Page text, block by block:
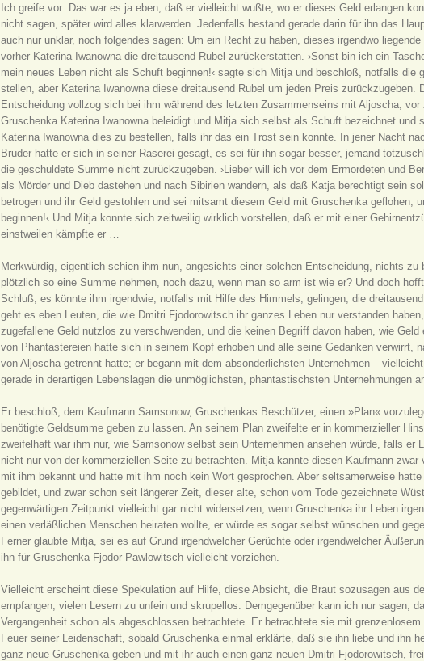
Ich greife vor: Das war es ja eben, daß er vielleicht wußte, wo er dieses Geld erlangen
nicht sagen, später wird alles klarwerden. Jedenfalls bestand gerade darin für ihn das
auch nur unklar, noch folgendes sagen: Um ein Recht zu haben, dieses irgendwo
vorher Katerina Iwanowna die dreitausend Rubel zurückerstatten. ›Sonst bin ich ein
mein neues Leben nicht als Schuft beginnen!‹ sagte sich Mitja und beschloß, notfalls die
stellen, aber Katerina Iwanowna diese dreitausend Rubel um jeden Preis zurückzugeben.
Entscheidung vollzog sich bei ihm während des letzten Zusammenseins mit Aljoscha, vor
Gruschenka Katerina Iwanowna beleidigt und Mitja sich selbst als Schuft bezeichnet und
Katerina Iwanowna dies zu bestellen, falls ihr das ein Trost sein konnte. In jener Nacht
Bruder hatte er sich in seiner Raserei gesagt, es sei für ihn sogar besser, jemand
die geschuldete Summe nicht zurückzugeben. ›Lieber will ich vor dem Ermordeten und
als Mörder und Dieb dastehen und nach Sibirien wandern, als daß Katja berechtigt sein
betrogen und ihr Geld gestohlen und sei mitsamt diesem Geld mit Gruschenka geflohen,
beginnen!‹ Und Mitja konnte sich zeitweilig wirklich vorstellen, daß er mit einer
einstweilen kämpfte er …
Merkwürdig, eigentlich schien ihm nun, angesichts einer solchen Entscheidung, nichts zu
plötzlich so eine Summe nehmen, noch dazu, wenn man so arm ist wie er? Und doch
Schluß, es könnte ihm irgendwie, notfalls mit Hilfe des Himmels, gelingen, die
geht es eben Leuten, die wie Dmitri Fjodorowitsch ihr ganzes Leben nur verstanden
zugefallene Geld nutzlos zu verschwenden, und die keinen Begriff davon haben, wie Geld
von Phantastereien hatte sich in seinem Kopf erhoben und alle seine Gedanken verwirrt,
von Aljoscha getrennt hatte; er begann mit dem absonderlichsten Unternehmen –
gerade in derartigen Lebenslagen die unmöglichsten, phantastischsten Unternehmungen
Er beschloß, dem Kaufmann Samsonow, Gruschenkas Beschützer, einen »Plan«
benötigte Geldsumme geben zu lassen. An seinem Plan zweifelte er in kommerzieller
zweifelhaft war ihm nur, wie Samsonow selbst sein Unternehmen ansehen würde, falls er
nicht nur von der kommerziellen Seite zu betrachten. Mitja kannte diesen Kaufmann
mit ihm bekannt und hatte mit ihm noch kein Wort gesprochen. Aber seltsamerweise
gebildet, und zwar schon seit längerer Zeit, dieser alte, schon vom Tode gezeichnete
gegenwärtigen Zeitpunkt vielleicht gar nicht widersetzen, wenn Gruschenka ihr Leben
einen verläßlichen Menschen heiraten wollte, er würde es sogar selbst wünschen und
Ferner glaubte Mitja, sei es auf Grund irgendwelcher Gerüchte oder irgendwelcher
ihn für Gruschenka Fjodor Pawlowitsch vielleicht vorziehen.
Vielleicht erscheint diese Spekulation auf Hilfe, diese Absicht, die Braut sozusagen aus
empfangen, vielen Lesern zu unfein und skrupellos. Demgegenüber kann ich nur sagen,
Vergangenheit schon als abgeschlossen betrachtete. Er betrachtete sie mit
Feuer seiner Leidenschaft, sobald Gruschenka einmal erklärte, daß sie ihn liebe und ihn
ganz neue Gruschenka geben und mit ihr auch einen ganz neuen Dmitri Fjodorowitsch,